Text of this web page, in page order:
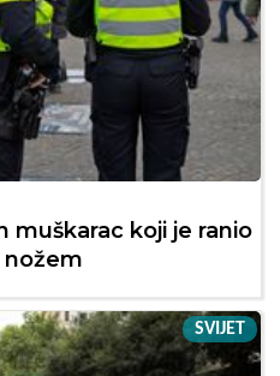
muškarac koji je ranio
nožem
SVIJET